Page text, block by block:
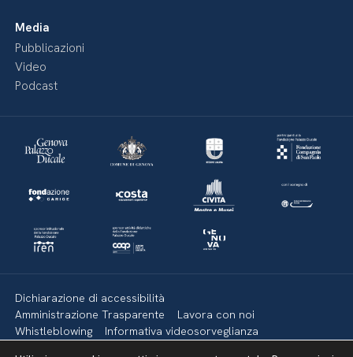
Media
Pubblicazioni
Video
Podcast
Dichiarazione di accessibilità
Amministrazione Trasparente
Lavora con noi
Whistleblowing
Informativa videosorveglianza